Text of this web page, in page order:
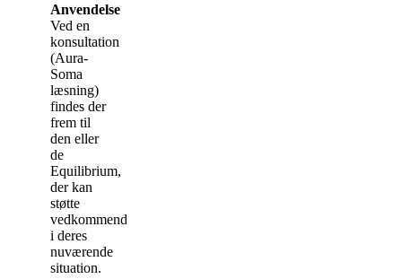
Anvendelse
Ved en
konsultation
(Aura-
Soma
læsning)
findes der
frem til
den eller
de
Equilibrium,
der kan
støtte
vedkommende
i deres
nuværende
situation.